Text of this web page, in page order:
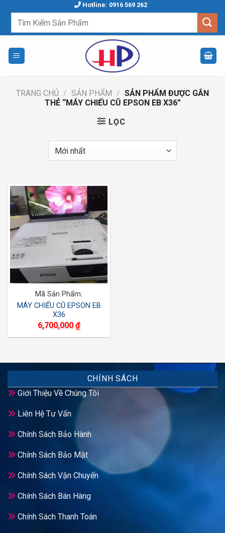
content
Hotline: 0916 569 262
Tìm
TRANG CHỦ / SẢN PHẨM / SẢN PHẨM ĐƯỢC GẮN
THẺ “MÁY CHIẾU CŨ EPSON EB X36”
LỌC
Mã Sản Phẩm:
MÁY CHIẾU CŨ EPSON EB
X36
6,700,000₫
CHÍNH SÁCH
Giới Thiệu Về Chúng Tôi
Liên Hệ Tư Vấn
Chính Sách Bảo Hành
Chính Sách Bảo Mật
Chính Sách Vận Chuyển
Chính Sách Bán Hàng
Chính Sách Thanh Toán